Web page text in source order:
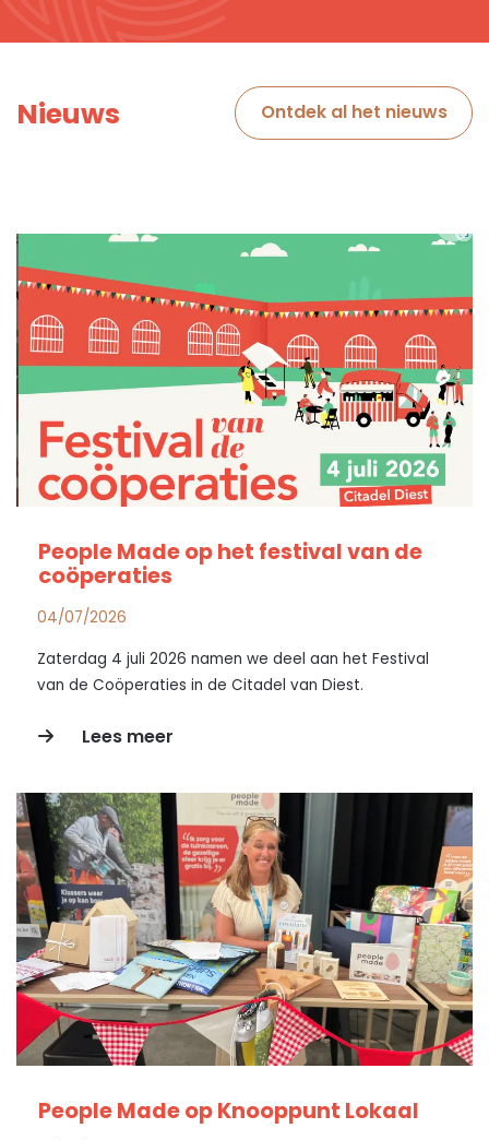
Nieuws Ontdek al het nieuws
People Made op het festival van de
coöperaties
04/07/2026
Zaterdag 4 juli 2026 namen we deel aan het Festival
van de Coöperaties in de Citadel van Diest.
Lees meer
People Made op Knooppunt Lokaal